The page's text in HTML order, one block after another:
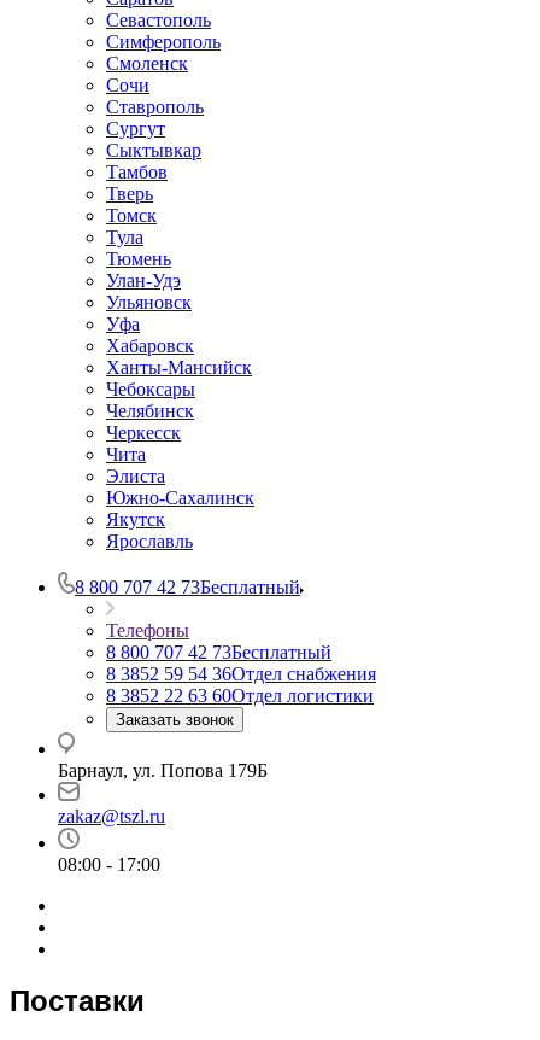
Севастополь
Симферополь
Смоленск
Сочи
Ставрополь
Сургут
Сыктывкар
Тамбов
Тверь
Томск
Тула
Тюмень
Улан-Удэ
Ульяновск
Уфа
Хабаровск
Ханты-Мансийск
Чебоксары
Челябинск
Черкесск
Чита
Элиста
Южно-Сахалинск
Якутск
Ярославль
8 800 707 42 73Бесплатный
Телефоны
8 800 707 42 73Бесплатный
8 3852 59 54 36Отдел снабжения
8 3852 22 63 60Отдел логистики
Заказать звонок
Барнаул, ул. Попова 179Б
zakaz@tszl.ru
08:00 - 17:00
Поставки